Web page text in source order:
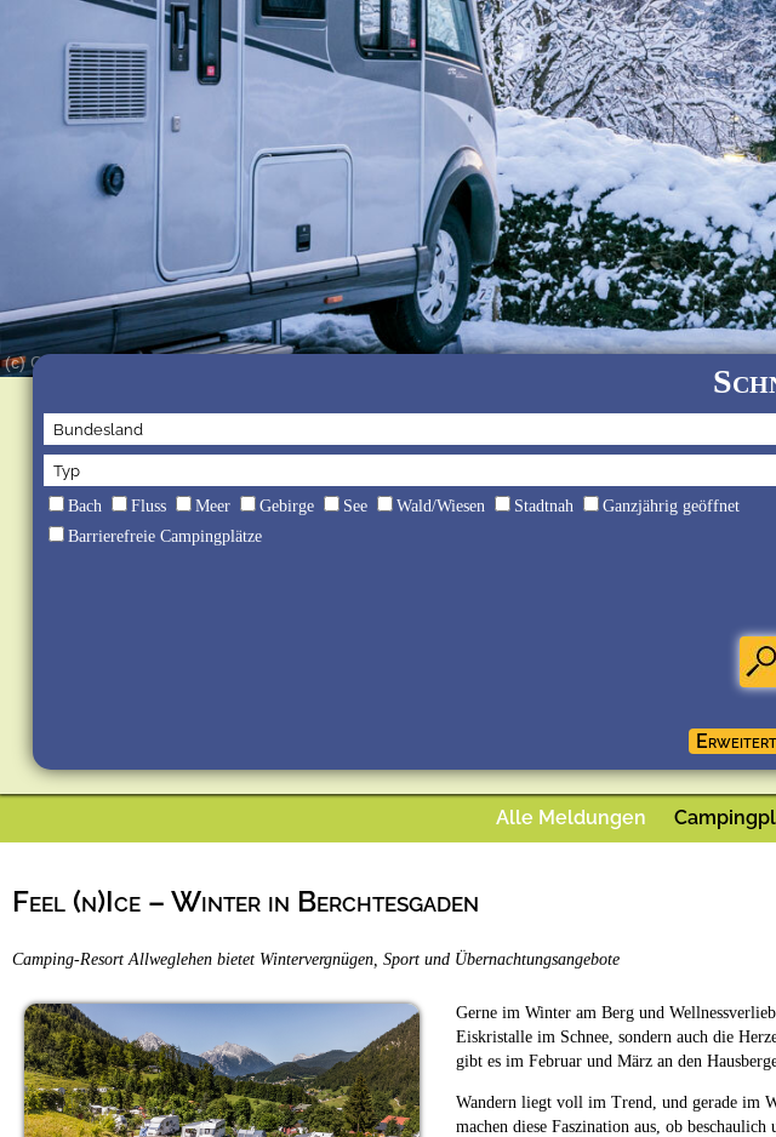
(c) Camping-Resort Allweglehen
Bach Fluss Meer Gebirge See Wald/Wiesen Stadtnah
Ganzjährig geöffnet
Barrierefreie Campingplätze
Alle Meldungen
Feel (n)Ice – Winter in Berchtesgaden
Camping-Resort Allweglehen bietet Wintervergnügen, Sport und Übernachtungsangebote
Gerne im Winter am Berg und
Eiskristalle im Schnee, sondern auch die
gibt es im Februar und März an den
Wandern liegt voll im Trend, und gerade im
machen diese Faszination aus, ob